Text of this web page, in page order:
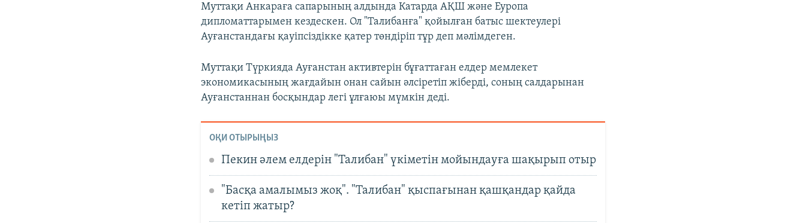
Муттақи Анкараға сапарының алдында Катарда АҚШ және Еуропа
дипломаттарымен кездескен. Ол "Талибанға" қойылған батыс шектеулері
Ауғанстандағы қауіпсіздікке қатер төндіріп тұр деп мәлімдеген.
Муттақи Түркияда Ауғанстан активтерін бұғаттаған елдер мемлекет
экономикасының жағдайын онан сайын әлсіретіп жіберді, соның салдарынан
Ауғанстаннан босқындар легі ұлғаюы мүмкін деді.
ОҚИ ОТЫРЫҢЫЗ
Пекин әлем елдерін "Талибан" үкіметін мойындауға шақырып отыр
"Басқа амалымыз жоқ". "Талибан" қыспағынан қашқандар қайда
кетіп жатыр?